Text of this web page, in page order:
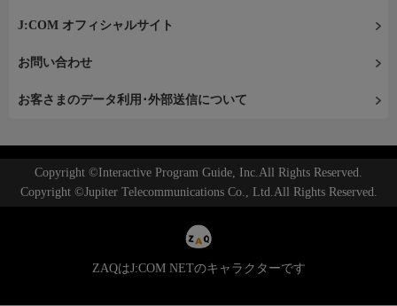
J:COM オフィシャルサイト
お問い合わせ
お客さまのデータ利用･外部送信について
Copyright ©Interactive Program Guide, Inc.All Rights Reserved.
Copyright ©Jupiter Telecommunications Co., Ltd.All Rights Reserved.
ZAQはJ:COM NETのキャラクターです